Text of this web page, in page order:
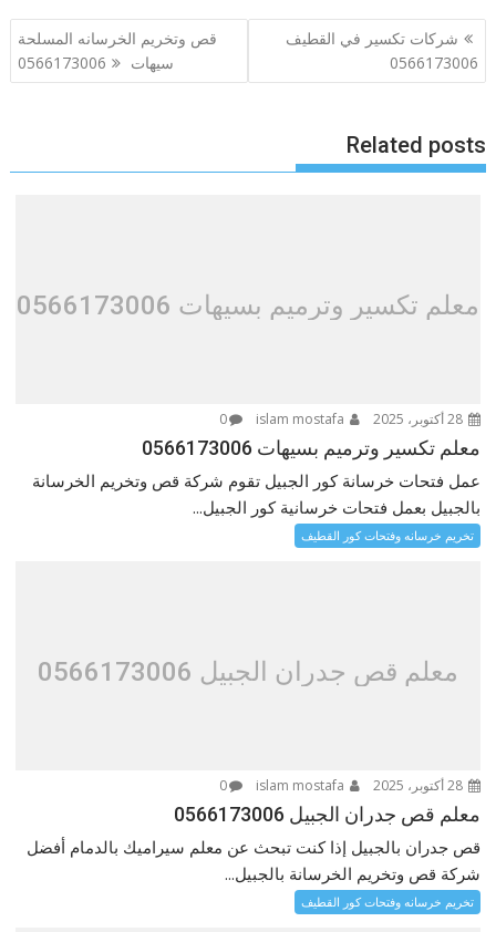
تصفّح
المقالات
شركات تكسير في القطيف
0566173006
قص وتخريم الخرسانه المسلحة
سيهات 0566173006
Related posts
معلم تكسير وترميم بسيهات 0566173006
28 أكتوبر، 2025 0
معلم تكسير وترميم بسيهات 0566173006
عمل فتحات خرسانة كور الجبيل تقوم شركة قص وتخريم الخرسانة
بالجبيل بعمل فتحات خرسانية كور الجبيل...
تخريم خرسانه وفتحات كور القطيف
معلم قص جدران الجبيل 0566173006
28 أكتوبر، 2025 0
معلم قص جدران الجبيل 0566173006
قص جدران بالجبيل إذا كنت تبحث عن معلم سيراميك بالدمام أفضل
شركة قص وتخريم الخرسانة بالجبيل...
تخريم خرسانه وفتحات كور القطيف